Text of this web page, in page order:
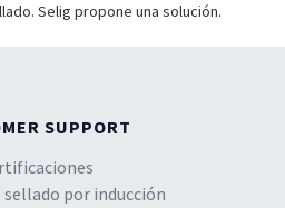
Selig propone una solución.
SUPPORT
sellado por inducción